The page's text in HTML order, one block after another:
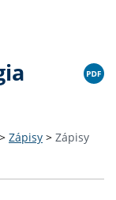
> Zápisy > Zápisy